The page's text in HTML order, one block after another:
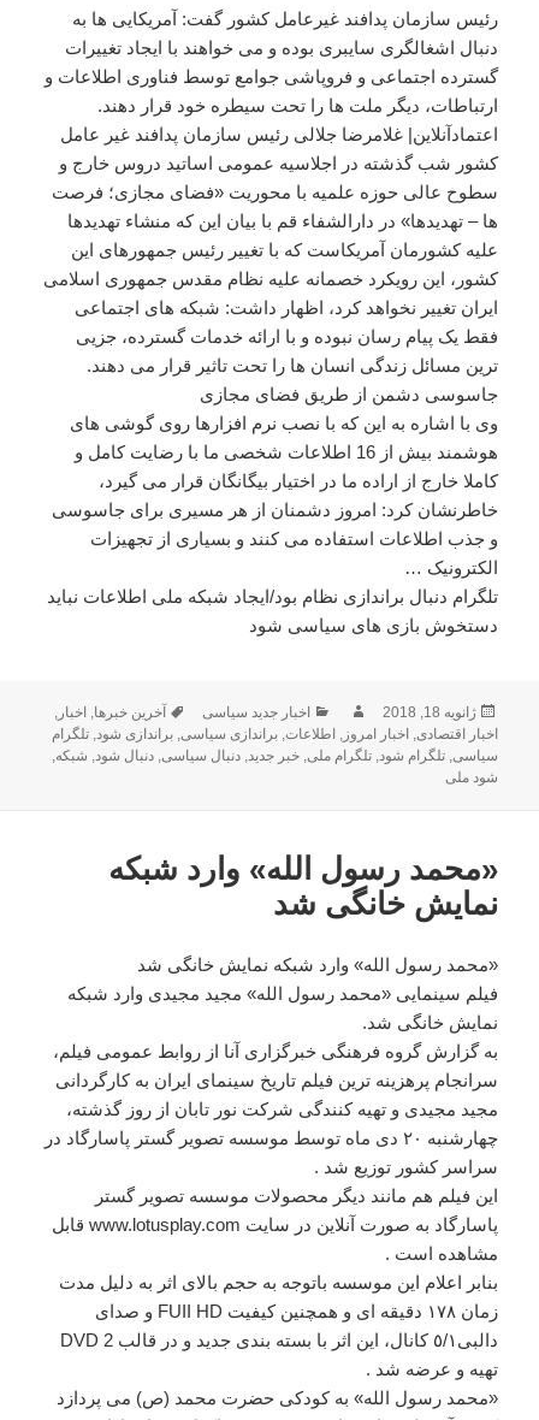
رئیس سازمان پدافند غیرعامل کشور گفت: آمریکایی ها به
دنبال اشغالگری سایبری بوده و می خواهند با ایجاد تغییرات
گسترده اجتماعی و فروپاشی جوامع توسط فناوری اطلاعات و
ارتباطات، دیگر ملت ها را تحت سیطره خود قرار دهند.
اعتمادآنلاین| غلامرضا جلالی رئیس سازمان پدافند غیر عامل
کشور شب گذشته در اجلاسیه عمومی اساتید دروس خارج و
سطوح عالی حوزه علمیه با محوریت «فضای مجازی؛ فرصت
ها – تهدیدها» در دارالشفاء قم با بیان این که منشاء تهدیدها
علیه کشورمان آمریکاست که با تغییر رئیس جمهورهای این
کشور، این رویکرد خصمانه علیه نظام مقدس جمهوری اسلامی
ایران تغییر نخواهد کرد، اظهار داشت: شبکه های اجتماعی
فقط یک پیام رسان نبوده و با ارائه خدمات گسترده، جزیی
ترین مسائل زندگی انسان ها را تحت تاثیر قرار می دهند.
جاسوسی دشمن از طریق فضای مجازی
وی با اشاره به این که با نصب نرم افزارها روی گوشی های
هوشمند بیش از 16 اطلاعات شخصی ما با رضایت کامل و
کاملا خارج از اراده ما در اختیار بیگانگان قرار می گیرد،
خاطرنشان کرد: امروز دشمنان از هر مسیری برای جاسوسی
و جذب اطلاعات استفاده می کنند و بسیاری از تجهیزات
الکترونیک …
تلگرام دنبال براندازی نظام بود/ایجاد شبکه ملی اطلاعات نباید
دستخوش بازی های سیاسی شود
ارسال
شده
در
ژانویه 18, 2018 نویسندهدسته‌ها
اخبار جدید سیاسی برچسب‌ها
آخرین خبرها, اخبار,
اخبار اقتصادی, اخبار امروز, اطلاعات,براندازی سیاسی,براندازی شود,تلگرام
سیاسی,تلگرام شود,تلگرام ملی,خبر جدید,دنبال سیاسی,دنبال شود, شبکه,
شود ملی
«محمد رسول الله» وارد شبکه
نمایش خانگی شد
«محمد رسول الله» وارد شبکه نمایش خانگی شد
فیلم سینمایی «محمد رسول الله» مجید مجیدی وارد شبکه
نمایش خانگی شد.
به گزارش گروه فرهنگی خبرگزاری آنا از روابط عمومی فیلم،
سرانجام پرهزینه ترین فیلم تاریخ سینمای ایران به کارگردانی
مجید مجیدی و تهیه کنندگی شرکت نور تابان از روز گذشته،
چهارشنبه ۲۰ دی ماه توسط موسسه تصویر گستر پاسارگاد در
سراسر کشور توزیع شد .
این فیلم هم مانند دیگر محصولات موسسه تصویر گستر
پاسارگاد به صورت آنلاین در سایت www.lotusplay.com قابل
مشاهده است .
بنابر اعلام این موسسه باتوجه به حجم بالاى اثر به دلیل مدت
زمان ١٧٨ دقیقه اى و همچنین کیفیت FUII HD و صداى
دالبى٥/١ کانال، این اثر با بسته بندى جدید و در قالب 2 DVD
تهیه و عرضه شد .
«محمد رسول الله» به کودکی حضرت محمد (ص) می پردازد